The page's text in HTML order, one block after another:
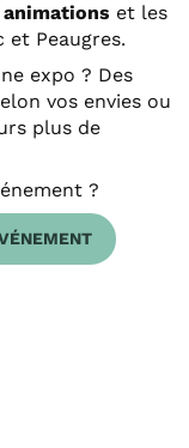
animations et les
et Peaugres.
expo ? Des
vos envies ou
plus de
?